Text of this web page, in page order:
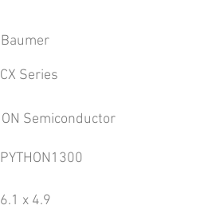
CX Series
ON Semiconductor
PYTHON1300
6.1 x 4.9
Baumer